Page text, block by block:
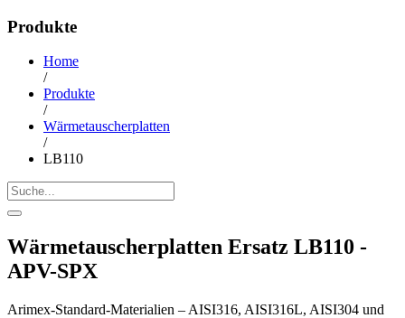
Produkte
Home
/
Produkte
/
Wärmetauscherplatten
/
LB110
Wärmetauscherplatten Ersatz LB110 -
APV-SPX
Arimex-Standard-Materialien – AISI316, AISI316L, AISI304 und